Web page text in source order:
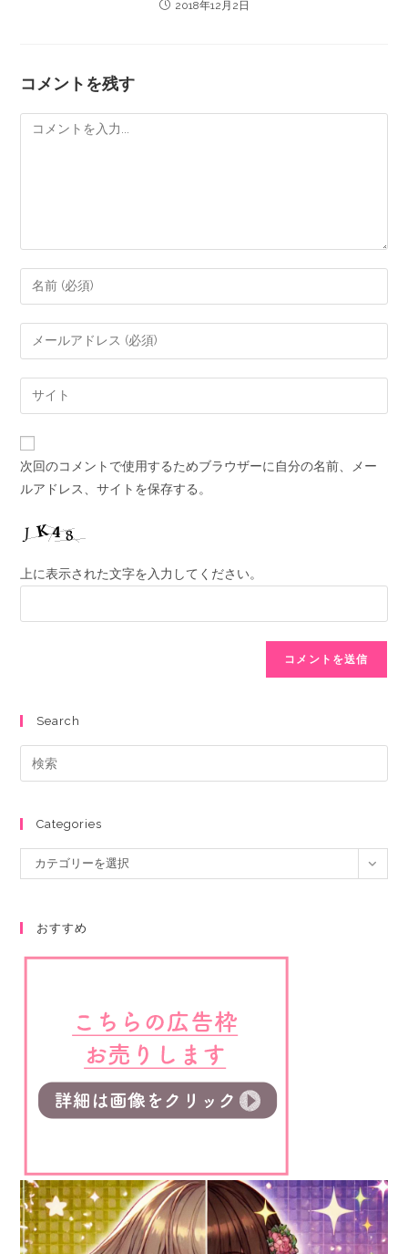
2018年12月2日
コメントを残す
次回のコメントで使用するためブラウザーに自分の名前、メー
ルアドレス、サイトを保存する。
上に表示された文字を入力してください。
Search
Categories
カテゴリーを選択
おすすめ